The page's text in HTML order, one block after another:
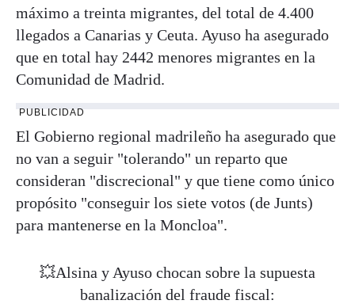
máximo a treinta migrantes, del total de 4.400
llegados a Canarias y Ceuta. Ayuso ha asegurado
que en total hay 2442 menores migrantes en la
Comunidad de Madrid.
PUBLICIDAD
El Gobierno regional madrileño ha asegurado que
no van a seguir "tolerando" un reparto que
consideran "discrecional" y que tiene como único
propósito "conseguir los siete votos (de Junts)
para mantenerse en la Moncloa".
💥Alsina y Ayuso chocan sobre la supuesta
banalización del fraude fiscal: